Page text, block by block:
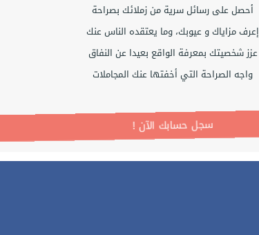
أحصل على رسائل سرية من زملائك بصراحة
إعرف مزاياك و عيوبك، وما يعتقده الناس عنك
عزز شخصيتك بمعرفة الواقع بعيدا عن النفاق
واجه الصراحة التي أخفتها عنك المجاملات
! سجل حسابك الآن